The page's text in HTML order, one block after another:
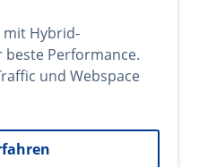
mit Hybrid-
beste Performance.
und Webspace